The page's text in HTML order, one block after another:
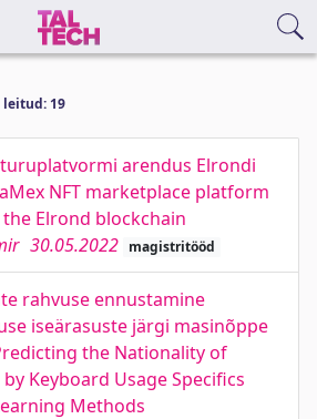
19
turuplatvormi arendus Elrondi
NFT marketplace platform
Elrond blockchain
30.05.2022 magistritööd
rahvuse ennustamine
iseärasuste järgi masinõppe
the Nationality of
Keyboard Usage Specifics
Methods